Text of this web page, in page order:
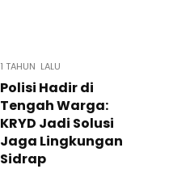
1 TAHUN LALU
Polisi Hadir di
Tengah Warga:
KRYD Jadi Solusi
Jaga Lingkungan
Sidrap